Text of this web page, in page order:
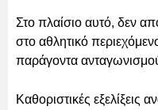
Στο πλαίσιο αυτό, δεν
στο αθλητικό
παράγοντα
Καθοριστικές εξελίξεις